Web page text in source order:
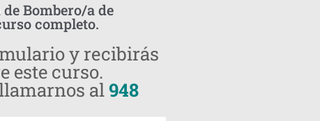
Bombero/a de
completo.
y recibirás
este curso.
al948